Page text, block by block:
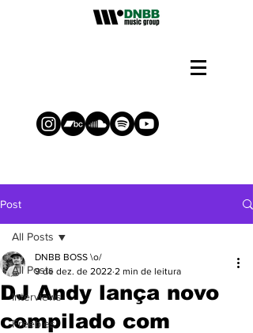
Post
All Posts
Interviews
Freebies
All Posts
DJ Andy lança novo
compilado com
DNBB BOSS \o/
9 de dez. de 2022 2 min de leitura